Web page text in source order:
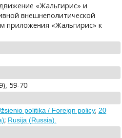
«Жальгирис» и
внешнеполитической
приложения «Жальгирис» к
59-70
politika / Foreign policy; 20
; Rusija (Russia).